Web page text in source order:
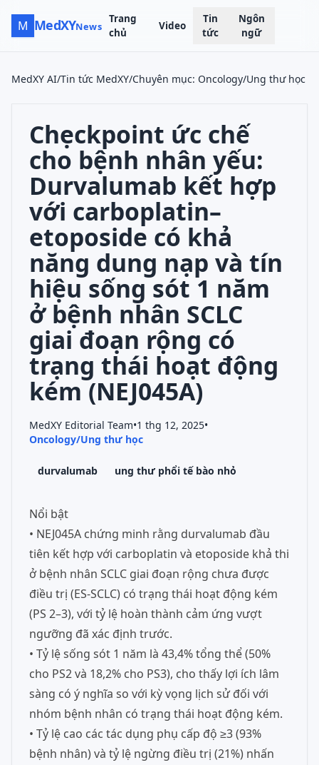
M MedXYNews
Trang
chủ
Video
Tin
tức
Ngôn
ngữ
MedXY AI/Tin tức MedXY/Chuyên mục: Oncology/Ung thư học
Chẹckpoint ức chế
cho bệnh nhân yếu:
Durvalumab kết hợp
với carboplatin–
etoposide có khả
năng dung nạp và tín
hiệu sống sót 1 năm
ở bệnh nhân SCLC
giai đoạn rộng có
trạng thái hoạt động
kém (NEJ045A)
MedXY Editorial Team•1 thg 12, 2025•
Oncology/Ung thư học
durvalumab ung thư phổi tế bào nhỏ
Nổi bật
• NEJ045A chứng minh rằng durvalumab đầu
tiên kết hợp với carboplatin và etoposide khả thi
ở bệnh nhân SCLC giai đoạn rộng chưa được
điều trị (ES-SCLC) có trạng thái hoạt động kém
(PS 2–3), với tỷ lệ hoàn thành cảm ứng vượt
ngưỡng đã xác định trước.
• Tỷ lệ sống sót 1 năm là 43,4% tổng thể (50%
cho PS2 và 18,2% cho PS3), cho thấy lợi ích lâm
sàng có ý nghĩa so với kỳ vọng lịch sử đối với
nhóm bệnh nhân có trạng thái hoạt động kém.
• Tỷ lệ cao các tác dụng phụ cấp độ ≥3 (93%
bệnh nhân) và tỷ lệ ngừng điều trị (21%) nhấn